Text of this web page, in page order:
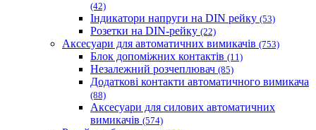
(42)
Індикатори напруги на DIN рейку (53)
Розетки на DIN-рейку (22)
Аксесуари для автоматичних вимикачів (753)
Блок допоміжних контактів (11)
Незалежний розчеплювач (85)
Додаткові контакти автоматичного вимикача
(88)
Аксесуари для силових автоматичних
вимикачів (574)